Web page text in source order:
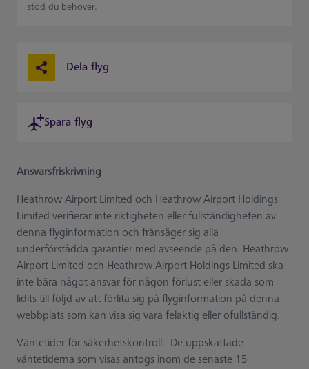
stöd du behöver.
Dela flyg
Spara flyg
Ansvarsfriskrivning
Heathrow Airport Limited och Heathrow Airport Holdings
Limited verifierar inte riktigheten eller fullständigheten av
denna flyginformation och frånsäger sig alla
underförstådda garantier med avseende på den. Heathrow
Airport Limited och Heathrow Airport Holdings Limited ska
inte bära något ansvar för någon förlust eller skada som
lidits till följd av att förlita sig på flyginformation på denna
webbplats som kan visa sig vara felaktig eller ofullständig.
Väntetider för säkerhetskontroll: De uppskattade
väntetiderna som visas antogs inom de senaste 15